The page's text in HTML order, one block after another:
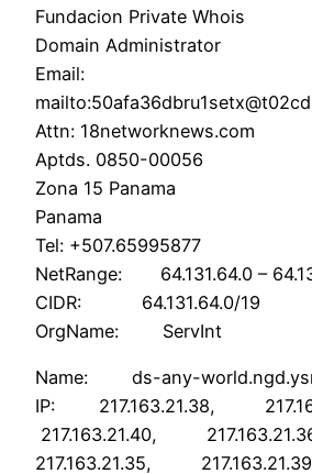
Fundacion Private Whois
Domain Administrator
Email:
Attn: 18networknews.com
Aptds. 0850-00056
Zona 15 Panama
Panama
Tel: +507.65995877
NetRange: 64.131.64.0 –
CIDR: 64.131.64.0/19
OrgName: ServInt
Name: ds-any-
IP: 217.163.21.38,
217.163.21.40,
217.163.21.35,